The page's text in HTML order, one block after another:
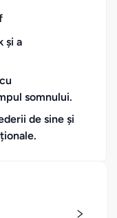
și a
somnului.
de sine și